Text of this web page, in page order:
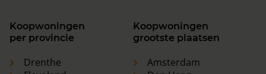
Koopwoningen
per provincie
Drenthe
Koopwoningen
grootste plaatsen
Amsterdam